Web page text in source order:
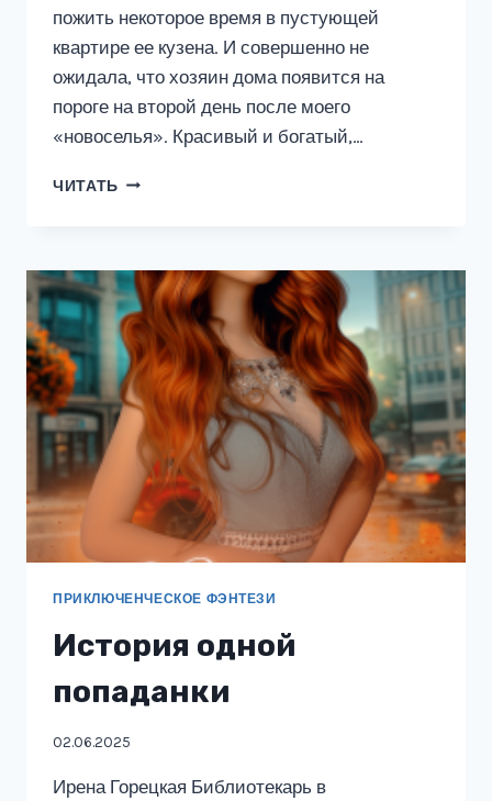
пожить некоторое время в пустующей
квартире ее кузена. И совершенно не
ожидала, что хозяин дома появится на
пороге на второй день после моего
«новоселья». Красивый и богатый,…
ЧИТАТЬ АНГЕЛ-
ПРИКЛЮЧЕНЧЕСКОЕ ФЭНТЕЗИ
История одной
попаданки
02.06.2025
Ирена Горецкая Библиотекарь в